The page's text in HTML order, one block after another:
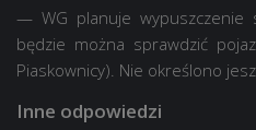
— WG planuje wypuszczenie
będzie można sprawdzić
Piaskownicy). Nie określono
Inne odpowiedzi